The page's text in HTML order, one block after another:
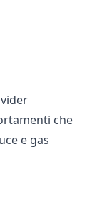
che
e gas